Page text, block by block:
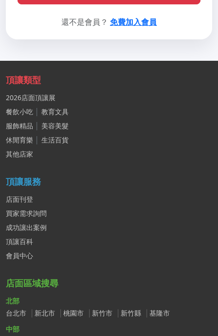
還不是會員？ 免費加入會員
頂讓類型
2026店面頂讓展
餐飲小吃
教育文具
服飾精品
美容美髮
休閒育樂
生活百貨
其他店家
頂讓服務
店面刊登
買家需求詢問
成功讓出案例
頂讓百科
會員中心
店面區域搜尋
北部
台北市
新北市 桃園市 新竹市 新竹縣
基隆市
中部